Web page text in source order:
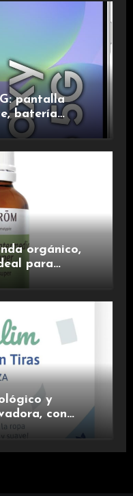
pantalla
batería
para una
orgánico,
para
y
con
de